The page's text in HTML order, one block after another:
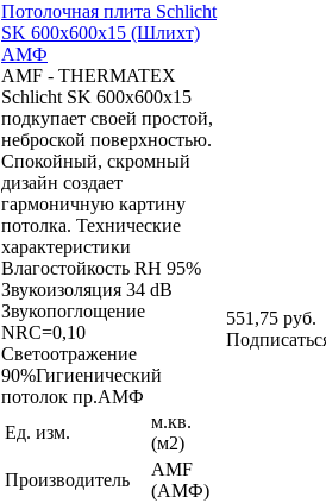
Потолочная плита Schlicht
SK 600x600x15 (Шлихт)
АМФ
AMF - THERMATEX
Schlicht SK 600x600x15
подкупает своей простой,
неброской поверхностью.
Спокойный, скромный
дизайн создает
гармоничную картину
потолка. Технические
характеристики
Влагостойкость RH 95%
Звукоизоляция 34 dB
Звукопоглощение
NRC=0,10
Светоотражение
90%Гигиенический
потолок пр.АМФ
Ед. изм.
м.кв.
(м2)
Производитель
AMF
(АМФ)
551,75 руб.